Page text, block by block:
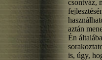
csontváz,
aztán
Én
is, úgy,